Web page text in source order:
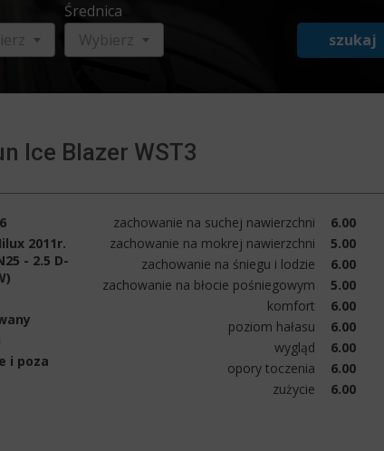
Średnica
Wybierz
szukaj
Ice Blazer WST3
2011r.
- 2.5 D-
i poza
zachowanie na suchej nawierzchni
6.00
zachowanie na mokrej nawierzchni
5.00
zachowanie na śniegu i lodzie
6.00
zachowanie na błocie pośniegowym
5.00
komfort
6.00
poziom hałasu
6.00
wygląd
6.00
opory toczenia
6.00
zużycie
6.00